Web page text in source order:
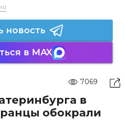
новость
в MAX
7069
в
обокрали